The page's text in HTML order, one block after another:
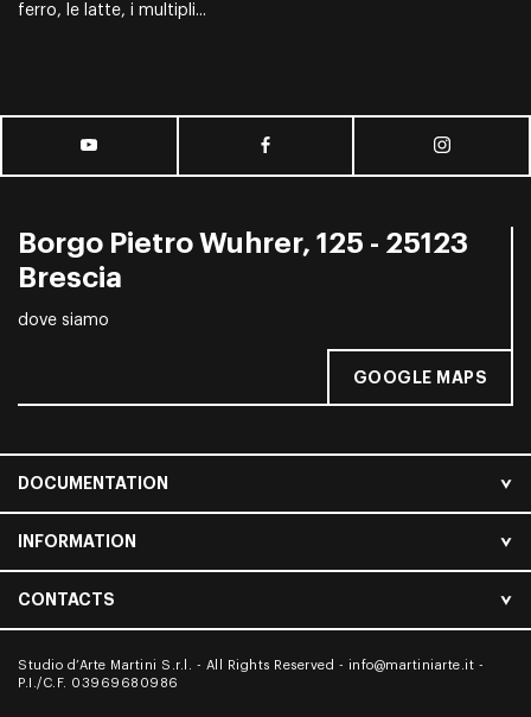
ferro, le latte, i multipli...
Borgo Pietro Wuhrer, 125 - 25123
Brescia
dove siamo
GOOGLE MAPS
DOCUMENTATION
INFORMATION
CONTACTS
Studio d’Arte Martini S.r.l. - All Rights Reserved - info@martiniarte.it -
P.I./C.F. 03969680986